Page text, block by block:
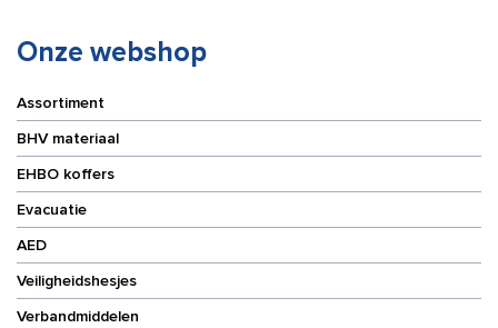
Onze webshop
Assortiment
BHV materiaal
EHBO koffers
Evacuatie
AED
Veiligheidshesjes
Verbandmiddelen